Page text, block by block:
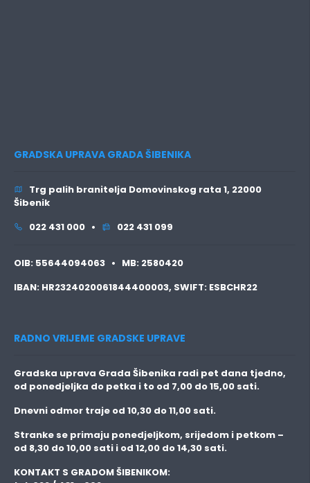
GRADSKA UPRAVA GRADA ŠIBENIKA
Trg palih branitelja Domovinskog rata 1, 22000
Šibenik
022 431 000 •
022 431 099
OIB: 55644094063 • MB: 2580420
IBAN: HR2324020061844400003, SWIFT: ESBCHR22
RADNO VRIJEME GRADSKE UPRAVE
Gradska uprava Grada Šibenika radi pet dana tjedno,
od ponedjeljka do petka i to od 7,00 do 15,00 sati.
Dnevni odmor traje od 10,30 do 11,00 sati.
Stranke se primaju ponedjeljkom, srijedom i petkom –
od 8,30 do 10,00 sati i od 12,00 do 14,30 sati.
KONTAKT S GRADOM ŠIBENIKOM: